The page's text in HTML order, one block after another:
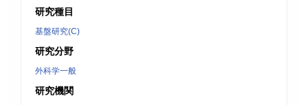
研究種目
基盤研究(C)
研究分野
外科学一般
研究機関